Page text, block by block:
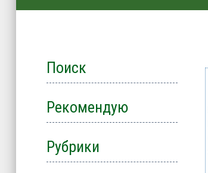
Поиск
Рекомендую
Рубрики